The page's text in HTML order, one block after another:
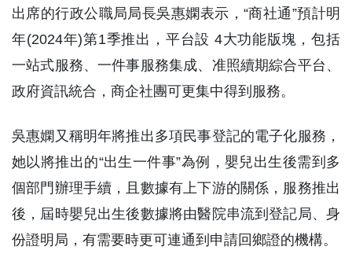
出席的行政公職局局長吳惠嫻表示，“商社通”預計明
年(2024年)第1季推出，平台設 4大功能版塊，包括
一站式服務、一件事服務集成、准照續期綜合平台、
政府資訊統合，商企社團可更集中得到服務。
吳惠嫻又稱明年將推出多項民事登記的電子化服務，
她以將推出的“出生一件事”為例，嬰兒出生後需到多
個部門辦理手續，且數據有上下游的關係，服務推出
後，屆時嬰兒出生後數據將由醫院串流到登記局、身
份證明局，有需要時更可連通到申請回鄉證的機構。